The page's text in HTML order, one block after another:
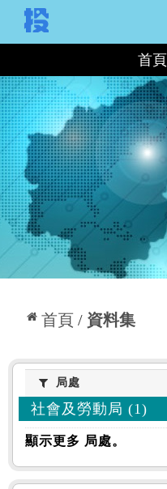
首頁
首頁 資料集
:::
局處局處
社會及勞動局 (1)
顯示更多 局處。